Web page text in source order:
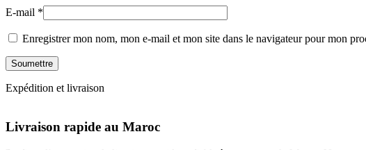
E-mail *
Enregistrer mon nom, mon e-mail et mon site dans le navigateur pour mon
Expédition et livraison
Livraison rapide au Maroc